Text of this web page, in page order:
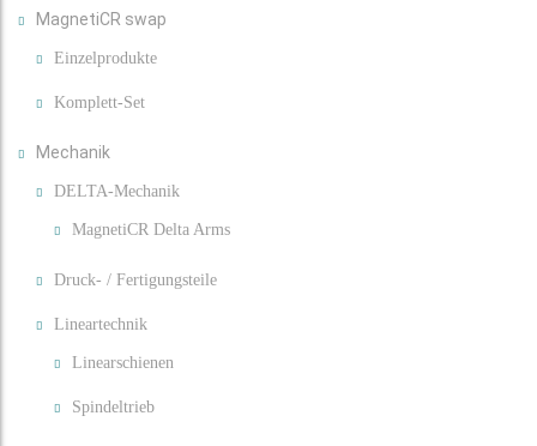
MagnetiCR swap
Einzelprodukte
Komplett-Set
Mechanik
DELTA-Mechanik
MagnetiCR Delta Arms
Druck- / Fertigungsteile
Lineartechnik
Linearschienen
Spindeltrieb